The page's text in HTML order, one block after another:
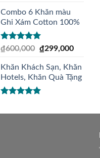
sao
Combo 6 Khăn màu
Ghi Xám Cotton 100%
Được xếp
sao
₫600,000 ₫299,000
Khăn Khách Sạn, Khăn
Hotels, Khăn Quà Tặng